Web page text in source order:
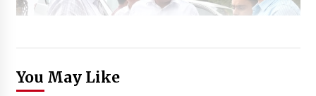
You May Like